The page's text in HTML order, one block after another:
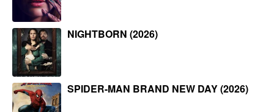
NIGHTBORN (2026)
SPIDER-MAN BRAND NEW DAY (2026)